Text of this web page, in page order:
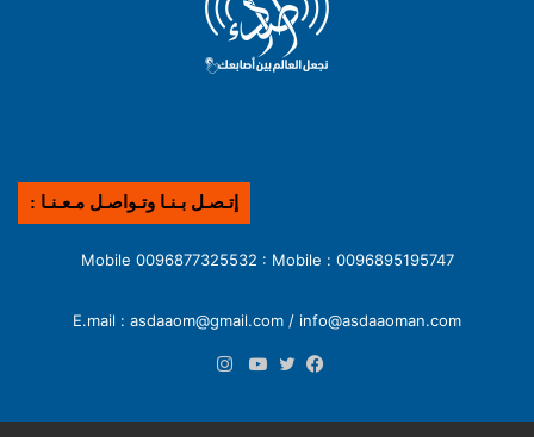
إتـصـل بـنـا وتـواصـل مـعـنـا :
0096895195747 : Mobile 0096877325532 : Mobile
E.mail : asdaaom@gmail.com / info@asdaaoman.com